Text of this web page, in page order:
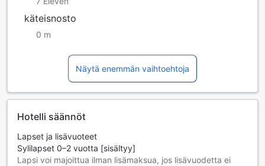
käteisnosto
0 m
Näytä enemmän vaihtoehtoja
Hotelli säännöt
Lapset ja lisävuoteet
Sylilapset 0–2 vuotta [sisältyy]
Lapsi voi majoittua ilman lisämaksua, jos lisävuodetta ei